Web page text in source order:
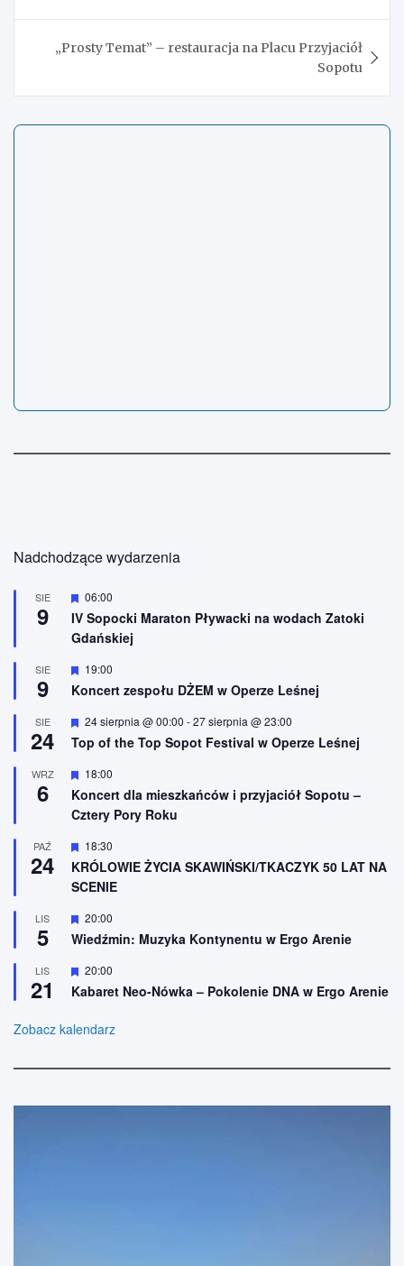
„Prosty Temat” – restauracja na Placu Przyjaciół
Sopotu
Nadchodzące wydarzenia
SIE
9
W
y
r
ó
n
o
e
06:00
IV Sopocki Maraton Pływacki na wodach Zatoki
Gdańskiej
SIE
9
W
r
ż
n
o
n
e
19:00
Koncert zespołu DŻEM w Operze Leśnej
SIE
24
W
r
ż
n
o
e
24 sierpnia @ 00:00 -27 sierpnia @ 23:00
Top of the Top Sopot Festival w Operze Leśnej
WRZ
6
W
r
ó
n
i
o
n
18:00
Koncert dla mieszkańców i przyjaciół Sopotu –
Cztery Pory Roku
PAŹ
24
W
y
r
ó
n
i
o
e
18:30
KRÓLOWIE ŻYCIA SKAWIŃSKI/TKACZYK 50 LAT NA
SCENIE
LIS
5
W
y
r
ż
n
n
20:00
Wiedźmin: Muzyka Kontynentu w Ergo Arenie
LIS
21
W
y
r
ż
o
20:00
Kabaret Neo-Nówka – Pokolenie DNA w Ergo Arenie
Zobacz kalendarz